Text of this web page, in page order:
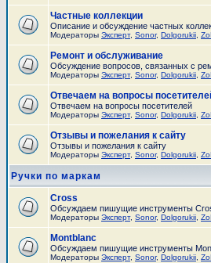
Частные коллекции
Описание и обсуждение частных
Модераторы Эксперт, Sonor, Dolgorukii
Ремонт и обслуживание
Обсуждение вопросов, связанных с
Модераторы Эксперт, Sonor, Dolgorukii
Отвечаем на вопросы
Отвечаем на вопросы посетителей
Модераторы Эксперт, Sonor, Dolgorukii
Отзывы и пожелания к сайту
Отзывы и пожелания к сайту
Модераторы Эксперт, Sonor, Dolgorukii
Ручки по маркам
Cross
Обсуждаем пишущие инструменты
Модераторы Эксперт, Sonor, Dolgorukii
Montblanc
Обсуждаем пишущие инструменты
Модераторы Эксперт, Sonor, Dolgorukii